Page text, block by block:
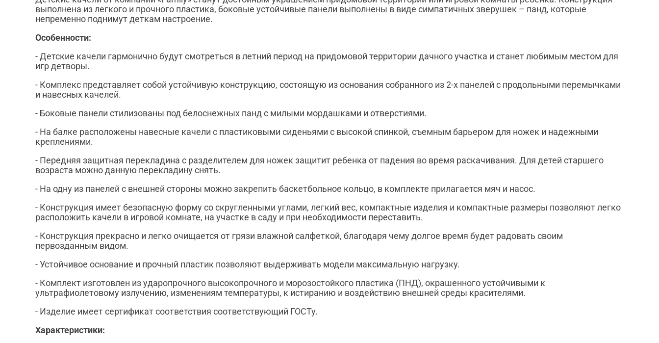
выполнена из легкого и прочного пластика, боковые устойчивые панели выполнены в виде симпатичных зверушек – панд, которые
непременно поднимут деткам настроение.
Особенности:
- Детские качели гармонично будут смотреться в летний период на придомовой территории дачного участка и станет любимым местом для
игр детворы.
- Комплекс представляет собой устойчивую конструкцию, состоящую из основания собранного из 2-х панелей с продольными перемычками
и навесных качелей.
- Боковые панели стилизованы под белоснежных панд с милыми мордашками и отверстиями.
- На балке расположены навесные качели с пластиковыми сиденьями с высокой спинкой, съемным барьером для ножек и надежными
креплениями.
- Передняя защитная перекладина с разделителем для ножек защитит ребенка от падения во время раскачивания. Для детей старшего
возраста можно данную перекладину снять.
- На одну из панелей с внешней стороны можно закрепить баскетбольное кольцо, в комплекте прилагается мяч и насос.
- Конструкция имеет безопасную форму со скругленными углами, легкий вес, компактные изделия и компактные размеры позволяют легко
расположить качели в игровой комнате, на участке в саду и при необходимости переставить.
- Конструкция прекрасно и легко очищается от грязи влажной салфеткой, благодаря чему долгое время будет радовать своим
первозданным видом.
- Устойчивое основание и прочный пластик позволяют выдерживать модели максимальную нагрузку.
- Комплект изготовлен из ударопрочного высокопрочного и морозостойкого пластика (ПНД), окрашенного устойчивыми к
ультрафиолетовому излучению, изменениям температуры, к истиранию и воздействию внешней среды красителями.
- Изделие имеет сертификат соответствия соответствующий ГОСТу.
Характеристики: